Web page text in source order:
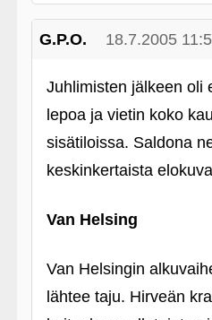
G.P.O. 18.7.2005
Juhlimisten jälkeen oli
lepoa ja vietin koko
sisätiloissa. Saldona
keskinkertaista
Van Helsing
Van Helsingin
lähtee taju. Hirveän